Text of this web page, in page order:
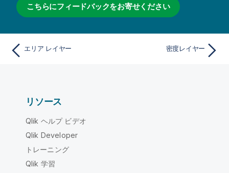
こちらにフィードバックをお寄せください
エリア レイヤー 密度レイヤー
リソース
Qlik ヘルプ ビデオ
Qlik Developer
トレーニング
Qlik 学習